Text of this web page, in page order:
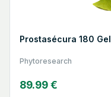
Prostasécura 180 Gel
Phytoresearch
89.99 €